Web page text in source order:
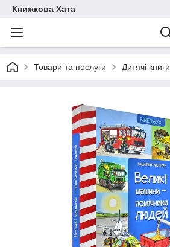
Книжкова Хата
Товари та послуги Дитячі книги